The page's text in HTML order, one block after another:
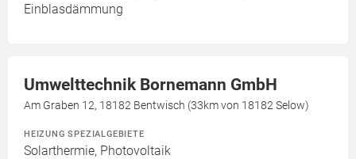
Einblasdämmung
Umwelttechnik Bornemann GmbH
Am Graben 12, 18182 Bentwisch (33km von 18182 Selow)
HEIZUNG SPEZIALGEBIETE
Solarthermie, Photovoltaik